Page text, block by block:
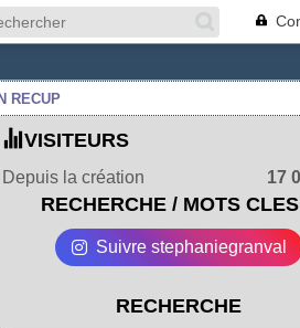
RECUP
VISITEURS
Depuis la création 17
RECHERCHE / MOTS
Suivre stephaniegranval
RECHERCHE